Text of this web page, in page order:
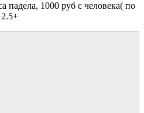
1000 руб с человека( по